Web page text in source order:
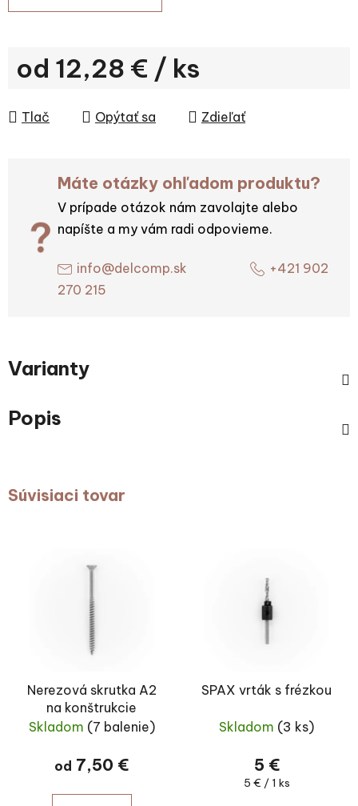
od 12,28 € / ks
Tlač
Opýtať sa Zdieľať
Máte otázky ohľadom produktu?
V prípade otázok nám zavolajte alebo
napíšte a my vám radi odpovieme.
info@delcomp.sk
+421 902
270 215
Varianty
Popis
Súvisiaci tovar
Nerezová skrutka A2
na konštrukcie
Skladom (7 balenie)
od 7,50 €
SPAX vrták s frézkou
Skladom (3 ks)
5 €
Jednotková cena:
5 € / 1 ks